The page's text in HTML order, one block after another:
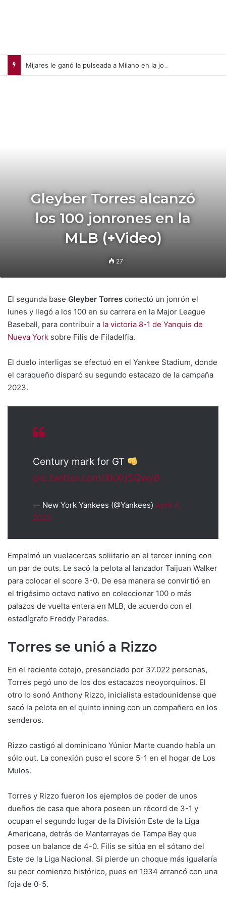
Gleyber Torres alcanzó
los 100 jonrones en la
MLB (+Video)
27
El segunda base Gleyber Torres conectó un jonrón el
lunes y llegó a los 100 en su carrera en la Major League
Baseball, para contribuir a la victoria 8-1 de Yanquis de
Nueva York sobre Filis de Filadelfia.
El duelo interligas se efectuó en el Yankee Stadium, donde
el caraqueño disparó su segundo estacazo de la campaña
2023.
Century mark for GT
pic.twitter.com/XkXrj5Qwy8
— New York Yankees (@Yankees) April 4,
2023
Empalmó un vuelacercas soliitario en el tercer inning con
un par de outs. Le sacó la pelota al lanzador Taijuan Walker
para colocar el score 3-0. De esa manera se convirtió en
el trigésimo octavo nativo en coleccionar 100 o más
palazos de vuelta entera en MLB, de acuerdo con el
estadígrafo Freddy Paredes.
Torres se unió a Rizzo
En el reciente cotejo, presenciado por 37.022 personas,
Torres pegó uno de los dos estacazos neoyorquinos. El
otro lo sonó Anthony Rizzo, inicialista estadounidense que
sacó la pelota en el quinto inning con un compañero en los
senderos.
Rizzo castigó al dominicano Yúnior Marte cuando había un
sólo out. La conexión puso el score 5-1 en el hogar de Los
Mulos.
Torres y Rizzo fueron los ejemplos de poder de unos
dueños de casa que ahora poseen un récord de 3-1 y
ocupan el segundo lugar de la División Este de la Liga
Americana, detrás de Mantarrayas de Tampa Bay que
posee un balance de 4-0. Filis se sitúa en el sótano del
Este de la Liga Nacional. Si pierde un choque más igualaría
su peor comienzo histórico, pues en 1934 arrancó con una
foja de 0-5.